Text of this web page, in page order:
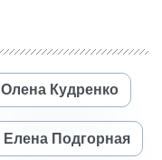
Олена Кудренко
Елена Подгорная